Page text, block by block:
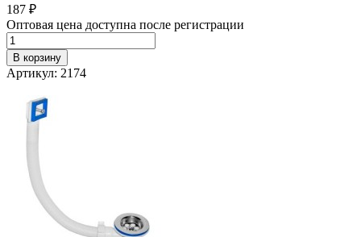
187 ₽
Оптовая цена доступна после регистрации
В корзину
Артикул: 2174